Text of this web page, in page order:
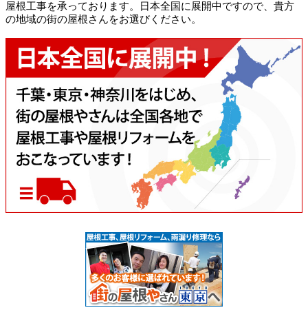
屋根工事を承っております。日本全国に展開中ですので、貴方
の地域の街の屋根さんをお選びください。